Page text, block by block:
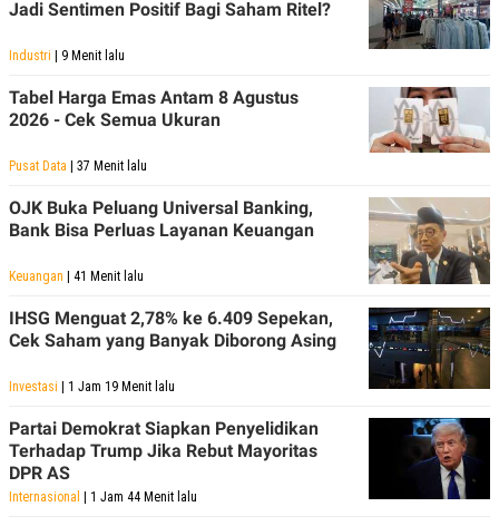
Jadi Sentimen Positif Bagi Saham Ritel?
Industri | 9 Menit lalu
Tabel Harga Emas Antam 8 Agustus
2026 - Cek Semua Ukuran
Pusat Data | 37 Menit lalu
OJK Buka Peluang Universal Banking,
Bank Bisa Perluas Layanan Keuangan
Keuangan | 41 Menit lalu
IHSG Menguat 2,78% ke 6.409 Sepekan,
Cek Saham yang Banyak Diborong Asing
Investasi | 1 Jam 19 Menit lalu
Partai Demokrat Siapkan Penyelidikan
Terhadap Trump Jika Rebut Mayoritas
DPR AS
Internasional | 1 Jam 44 Menit lalu